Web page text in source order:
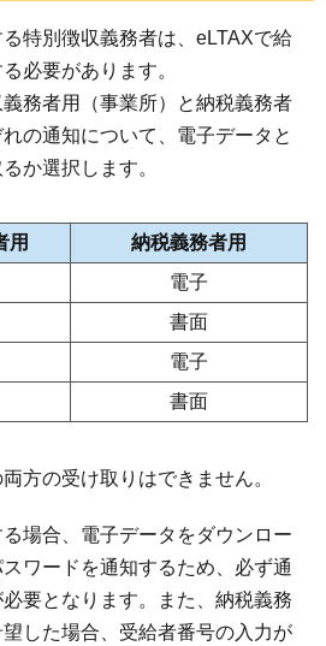
特別徴収義務者は、eLTAXで給
必要があります。
務者用（事業所）と納税義務者
の通知について、電子データと
か選択します。
用
納税義務者用
電子
書面
電子
書面
方の受け取りはできません。
場合、電子データをダウンロー
ワードを通知するため、必ず通
要となります。また、納税義務
した場合、受給者番号の入力が